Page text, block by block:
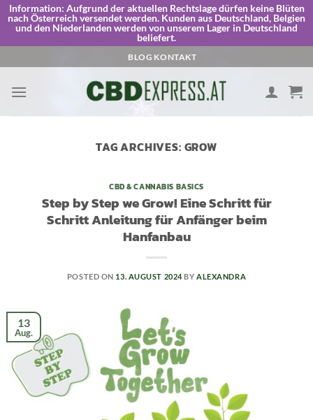
Information: Aufgrund der aktuellen Rechtslage dürfen keine Blüten
nach Österreich versendet werden. Kunden aus Deutschland, Belgien
und den Niederlanden werden von unserem Lager in Deutschland
beliefert.
to
content
BLOG KONTAKT
TAG ARCHIVES: GROW
CBD & CANNABIS BASICS
Step by Step we Grow! Eine Schritt für
Schritt Anleitung für Anfänger beim
Hanfanbau
POSTED ON 13. AUGUST 2024BY ALEXANDRA
13
Aug.